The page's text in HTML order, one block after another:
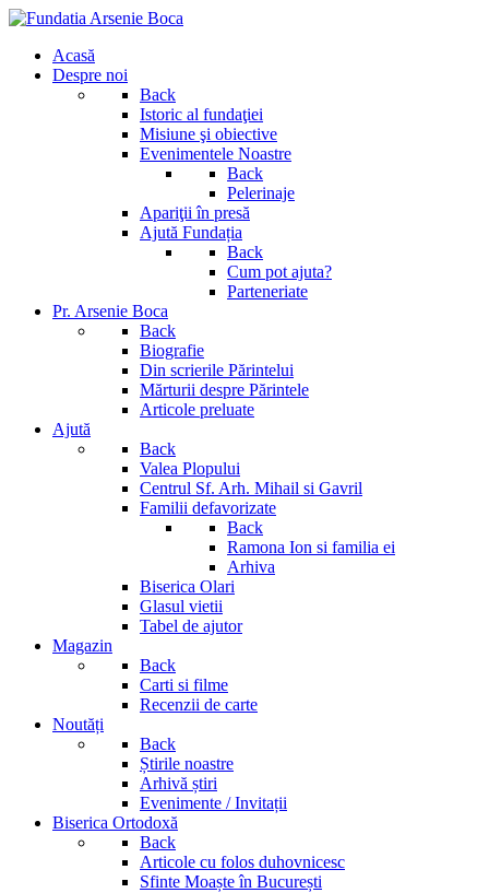
Acasă
Despre noi
Back
Istoric al fundaţiei
Misiune şi obiective
Evenimentele Noastre
Back
Pelerinaje
Apariţii în presă
Ajută Fundația
Back
Cum pot ajuta?
Parteneriate
Pr. Arsenie Boca
Back
Biografie
Din scrierile Părintelui
Mărturii despre Părintele
Articole preluate
Ajută
Back
Valea Plopului
Centrul Sf. Arh. Mihail si Gavril
Familii defavorizate
Back
Ramona Ion si familia ei
Arhiva
Biserica Olari
Glasul vietii
Tabel de ajutor
Magazin
Back
Carti si filme
Recenzii de carte
Noutăți
Back
Știrile noastre
Arhivă știri
Evenimente / Invitații
Biserica Ortodoxă
Back
Articole cu folos duhovnicesc
Sfinte Moaște în București